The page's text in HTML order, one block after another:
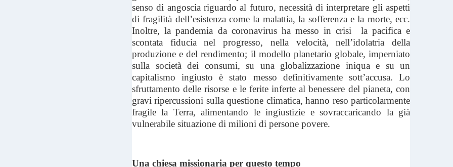
senso di angoscia riguardo al futuro, necessità di interpretare gli aspetti
di fragilità dell’esistenza come la malattia, la sofferenza e la morte, ecc.
Inoltre, la pandemia da coronavirus ha messo in crisi la pacifica e
scontata fiducia nel progresso, nella velocità, nell’idolatria della
produzione e del rendimento; il modello planetario globale, imperniato
sulla società dei consumi, su una globalizzazione iniqua e su un
capitalismo ingiusto è stato messo definitivamente sott’accusa. Lo
sfruttamento delle risorse e le ferite inferte al benessere del pianeta, con
gravi ripercussioni sulla questione climatica, hanno reso particolarmente
fragile la Terra, alimentando le ingiustizie e sovraccaricando la già
vulnerabile situazione di milioni di persone povere.
Una chiesa missionaria per questo tempo